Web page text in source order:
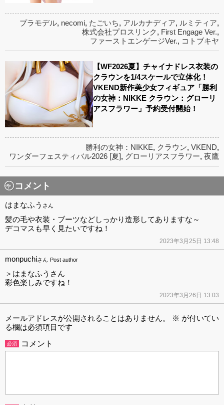
プラモデル, necomi, たごいち, アルカナディア, ルミティア,
株式会社プロスリンク, First Engage Ver.,
ファーストエンゲージVer., コトブキヤ
【WF2026夏】チャイナドレス衣装の
クラウンを1/4スケールで立体化！
VKEND新作美少女フィギュア「勝利
の女神：NIKKE クラウン：グローリ
アスフラワー」予約受付開始！
勝利の女神：NIKKE, クラウン, VKEND,
ワンダーフェスティバル2026 [夏], グローリアスフラワー, 夜鷹
コメント
はまなふう さん
髪の毛や衣装・ブーツなどしっかり造形してありますな～
デコマスも早く見たいですね！
2023年3月25日 13:48
monpuchiさん Post author
＞はまなふうさん
彩色楽しみですね！
2023年3月26日 13:03
メールアドレスが公開されることはありません。 ※ が付いてい
る欄は必須項目です
必須 コメント